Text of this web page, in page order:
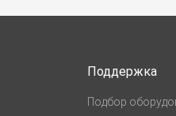
Поддержка
Подбор